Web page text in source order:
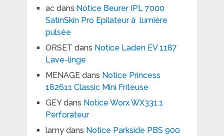
acdans Notice Beurer IPL 7000
SatinSkin Pro Epilateur à lumière
pulsée
ORSET dans Notice Laden EV 1187
Lave-linge
MENAGEdans Notice Princess
182611 Classic Mini Friteuse
GEYdans Notice Worx WX331.1
Perforateur
lamydans Notice Parkside PBS 900